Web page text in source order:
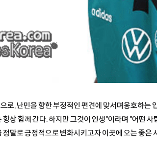
로, 난민을 향한 부정적인 편견에 맞서며옹호하는
상 함께 간다. 하지만 그것이 인생"이라며 "어떤
말로 긍정적으로 변화시키고자 이곳에 오는 좋은